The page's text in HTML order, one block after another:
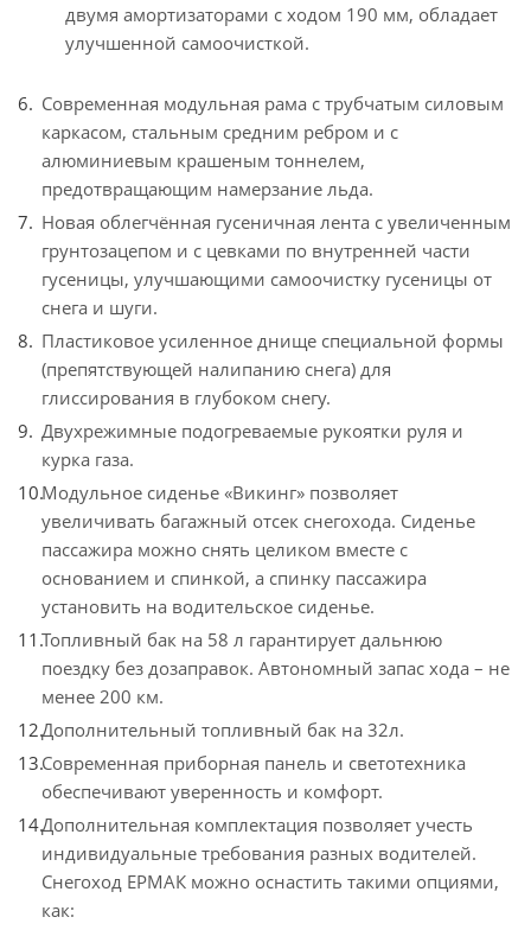
двумя амортизаторами с ходом 190 мм, обладает
улучшенной самоочисткой.
Современная модульная рама с трубчатым силовым
каркасом, стальным средним ребром и с
алюминиевым крашеным тоннелем,
предотвращающим намерзание льда.
Новая облегчённая гусеничная лента с увеличенным
грунтозацепом и с цевками по внутренней части
гусеницы, улучшающими самоочистку гусеницы от
снега и шуги.
Пластиковое усиленное днище специальной формы
(препятствующей налипанию снега) для
глиссирования в глубоком снегу.
Двухрежимные подогреваемые рукоятки руля и
курка газа.
Модульное сиденье «Викинг» позволяет
увеличивать багажный отсек снегохода. Сиденье
пассажира можно снять целиком вместе с
основанием и спинкой, а спинку пассажира
установить на водительское сиденье.
Топливный бак на 58 л гарантирует дальнюю
поездку без дозаправок. Автономный запас хода – не
менее 200 км.
Дополнительный топливный бак на 32л.
Современная приборная панель и светотехника
обеспечивают уверенность и комфорт.
Дополнительная комплектация позволяет учесть
индивидуальные требования разных водителей.
Снегоход ЕРМАК можно оснастить такими опциями,
как: